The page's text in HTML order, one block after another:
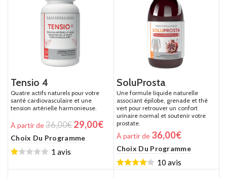
Tensio 4
Quatre actifs naturels pour votre
santé cardiovasculaire et une
tension artérielle harmonieuse.
À partir de36,00€ 29,00€
Choix Du Programme
1 avis
SoluProsta
Une formule liquide naturelle
associant épilobe, grenade et thé
vert pour retrouver un confort
urinaire normal et soutenir votre
prostate.
À partir de 36,00€
Choix Du Programme
10 avis